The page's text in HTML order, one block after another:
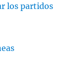
los partidos